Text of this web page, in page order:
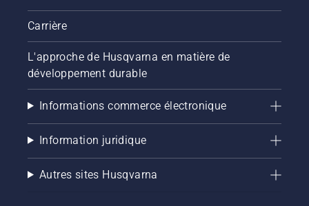
Carrière
L'approche de Husqvarna en matière de
développement durable
Informations commerce électronique
Information juridique
Autres sites Husqvarna